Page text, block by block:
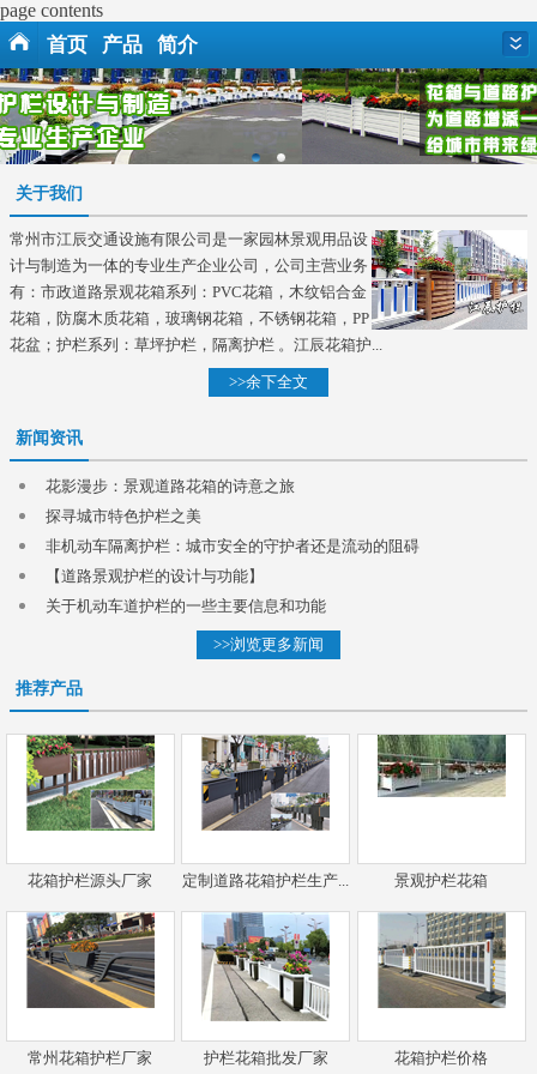
page contents
首页 产品 简介
关于我们
常州市江辰交通设施有限公司是一家园林景观用品设
计与制造为一体的专业生产企业公司，公司主营业务
有：市政道路景观花箱系列：PVC花箱，木纹铝合金
花箱，防腐木质花箱，玻璃钢花箱，不锈钢花箱，PP
花盆；护栏系列：草坪护栏，隔离护栏 。江辰花箱护...
>>余下全文
新闻资讯
花影漫步：景观道路花箱的诗意之旅
探寻城市特色护栏之美
非机动车隔离护栏：城市安全的守护者还是流动的阻碍
【道路景观护栏的设计与功能】
关于机动车道护栏的一些主要信息和功能
>>浏览更多新闻
推荐产品
花箱护栏源头厂家 定制道路花箱护栏生产... 景观护栏花箱
常州花箱护栏厂家 护栏花箱批发厂家 花箱护栏价格